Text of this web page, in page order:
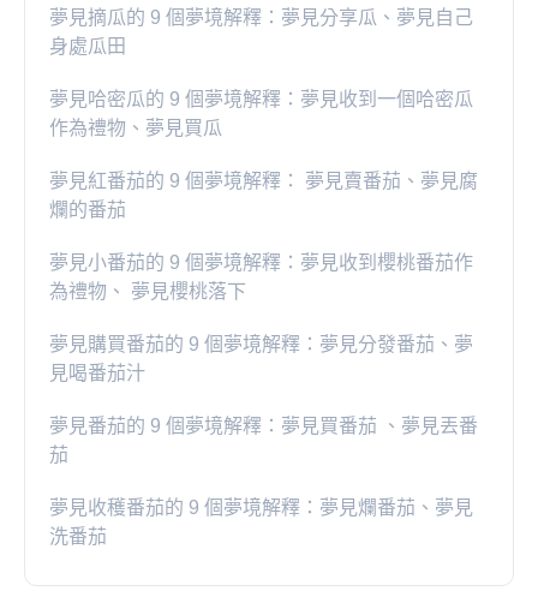
夢見摘瓜的 9 個夢境解釋：夢見分享瓜、夢見自己
身處瓜田
夢見哈密瓜的 9 個夢境解釋：夢見收到一個哈密瓜
作為禮物、夢見買瓜
夢見紅番茄的 9 個夢境解釋： 夢見賣番茄、夢見腐
爛的番茄
​夢見小番茄的 9 個夢境解釋：夢見收到櫻桃番茄作
為禮物、 夢見櫻桃落下
夢見購買番茄的 9 個夢境解釋：夢見分發番茄、夢
見喝番茄汁
夢見番茄的 9 個夢境解釋：夢見買番茄 、夢見丟番
茄
夢見收穫番茄的 9 個夢境解釋：夢見爛番茄、夢見
洗番茄